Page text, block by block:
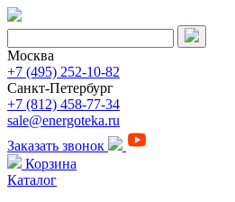
Москва
+7 (495) 252-10-82
Санкт-Петербург
+7 (812) 458-77-34
sale@energoteka.ru
Заказать звонок
Корзина
Каталог